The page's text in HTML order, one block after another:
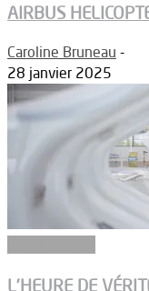
AIRBUS
Caroline Bruneau -
28 janvier 2025
L’HEURE DE